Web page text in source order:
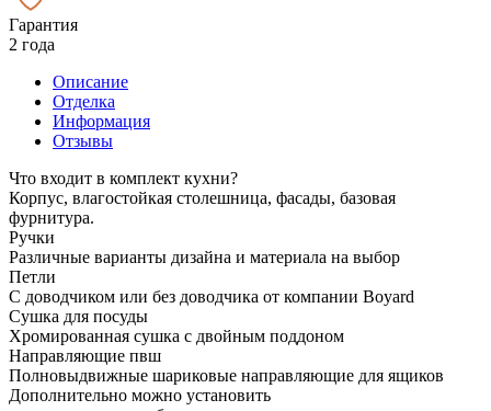
Гарантия
2 года
Описание
Отделка
Информация
Отзывы
Что входит в комплект кухни?
Корпус, влагостойкая столешница, фасады, базовая
фурнитура.
Ручки
Различные варианты дизайна и материала на выбор
Петли
С доводчиком или без доводчика от компании Boyard
Сушка для посуды
Хромированная сушка с двойным поддоном
Направляющие пвш
Полновыдвижные шариковые направляющие для ящиков
Дополнительно можно установить